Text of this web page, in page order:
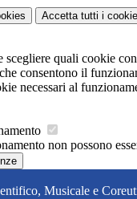
Accetta tutti i
scegliere quali cookie
consentono il
necessari al
non possono
Musicale e